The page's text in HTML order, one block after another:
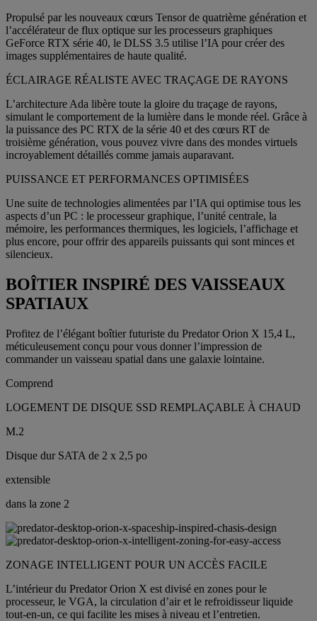
Propulsé par les nouveaux cœurs Tensor de quatrième génération et
l’accélérateur de flux optique sur les processeurs graphiques
GeForce RTX série 40, le DLSS 3.5 utilise l’IA pour créer des
images supplémentaires de haute qualité.
ÉCLAIRAGE RÉALISTE AVEC TRAÇAGE DE RAYONS
L’architecture Ada libère toute la gloire du traçage de rayons,
simulant le comportement de la lumière dans le monde réel. Grâce à
la puissance des PC RTX de la série 40 et des cœurs RT de
troisième génération, vous pouvez vivre dans des mondes virtuels
incroyablement détaillés comme jamais auparavant.
PUISSANCE ET PERFORMANCES OPTIMISÉES
Une suite de technologies alimentées par l’IA qui optimise tous les
aspects d’un PC : le processeur graphique, l’unité centrale, la
mémoire, les performances thermiques, les logiciels, l’affichage et
plus encore, pour offrir des appareils puissants qui sont minces et
silencieux.
BOÎTIER INSPIRÉ DES VAISSEAUX
SPATIAUX
Profitez de l’élégant boîtier futuriste du Predator Orion X 15,4 L,
méticuleusement conçu pour vous donner l’impression de
commander un vaisseau spatial dans une galaxie lointaine.
Comprend
LOGEMENT DE DISQUE SSD REMPLAÇABLE À CHAUD
M.2
Disque dur SATA de 2 x 2,5 po
extensible
dans la zone 2
ZONAGE INTELLIGENT POUR UN ACCÈS FACILE
L’intérieur du Predator Orion X est divisé en zones pour le
processeur, le VGA, la circulation d’air et le refroidisseur liquide
tout-en-un, ce qui facilite les mises à niveau et l’entretien.